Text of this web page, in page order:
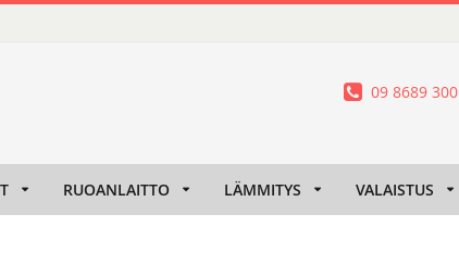
09 8689 300
RUOANLAITTO LÄMMITYS VALAISTUS